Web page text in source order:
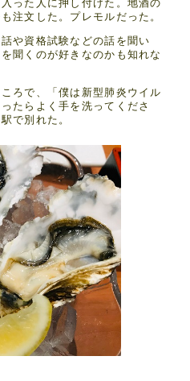
った人に押し付けた。地酒の
注文した。プレモルだった。
や資格試験などの話を聞い
聞くのが好きなのかも知れな
ろで、「僕は新型肺炎ウイル
たらよく手を洗ってくださ
で別れた。